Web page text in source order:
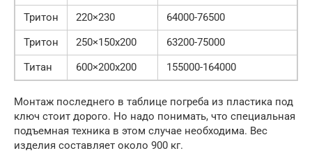
Тритон
220×230
64000-76500
Тритон
250×150х200
63200-75000
Титан
600×200х200 155000-164000
Монтаж последнего в таблице погреба из пластика под
ключ стоит дорого. Но надо понимать, что специальная
подъемная техника в этом случае необходима. Вес
изделия составляет около 900 кг.